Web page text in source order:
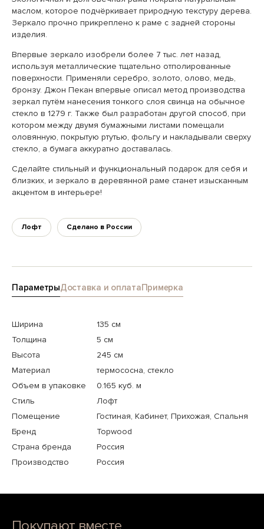
маслом, которое подчёркивает природную текстуру дерева.
Зеркало прочно прикреплено к раме с задней стороны
изделия.
Впервые зеркало изобрели более 7 тыс. лет назад,
используя металлические тщательно отполированные
поверхности. Применяли серебро, золото, олово, медь,
бронзу. Джон Пекан впервые описал метод производства
зеркал путём нанесения тонкого слоя свинца на обычное
стекло в 1279 г. Также был разработан другой способ, при
котором между двумя бумажными листами помещали
оловянную, покрытую ртутью, фольгу и накладывали сверху
стекло, а бумага аккуратно доставалась.
Сделайте стильный и функциональный подарок для себя и
близких, и зеркало в деревянной раме станет изысканным
акцентом в интерьере!
Лофт Сделано в России
ПараметрыДоставка и оплатаПримерка
Ширина
135 см
Толщина
5 см
Высота
245 см
Материал
термососна, стекло
Объем в упаковке
0.165 куб. м
Стиль
Лофт
Помещение
Гостиная, Кабинет, Прихожая, Спальня
Бренд
Topwood
Страна бренда
Россия
Производство
Россия